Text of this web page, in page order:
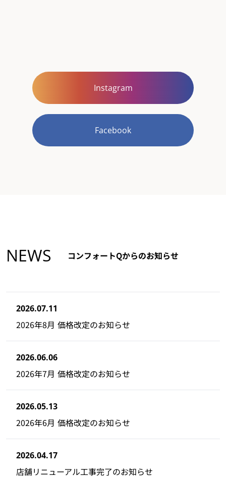
Instagram
Facebook
NEWS コンフォートQからのお知らせ
2026.07.11
2026年8月 価格改定のお知らせ
2026.06.06
2026年7月 価格改定のお知らせ
2026.05.13
2026年6月 価格改定のお知らせ
2026.04.17
店舗リニューアル工事完了のお知らせ